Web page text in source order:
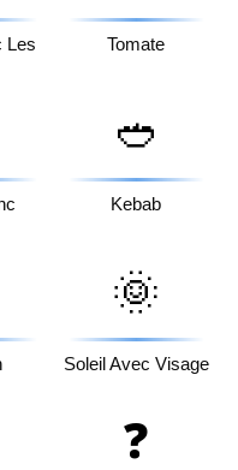
Les
Tomate
🥙
Kebab
🌞
Soleil Avec Visage
❓